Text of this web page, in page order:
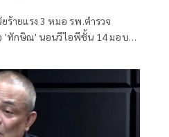
ร้ายแรง 3 หมอ รพ.ตำรวจ
'ทักษิณ' นอนวีไอพีชั้น 14 มอบ